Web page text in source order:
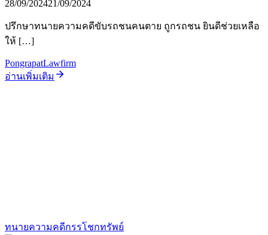
28/09/202421/09/2024
ปรึกษาทนายความคดีขับรถชนคนตาย ถูกรถชน ยินดีช่วยเหลือ
ให้ […]
PongrapatLawfirm
อ่านเพิ่มเติม
ทนายความคดีกรรโชกทรัพย์